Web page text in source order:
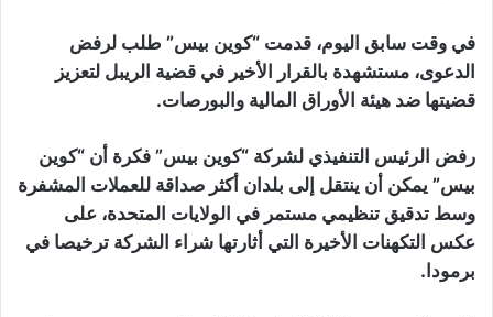
في وقت سابق اليوم، قدمت “كوين بيس” طلب لرفض
الدعوى، مستشهدة بالقرار الأخير في قضية الريبل لتعزيز
قضيتها ضد هيئة الأوراق المالية والبورصات.
رفض الرئيس التنفيذي لشركة “كوين بيس” فكرة أن “كوين
بيس” يمكن أن ينتقل إلى بلدان أكثر صداقة للعملات المشفرة
وسط تدقيق تنظيمي مستمر في الولايات المتحدة، على
عكس التكهنات الأخيرة التي أثارتها شراء الشركة ترخيصا في
برمودا.